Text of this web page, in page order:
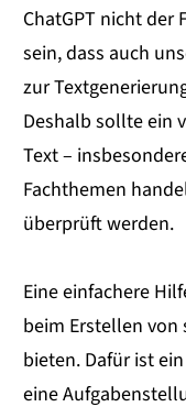
ChatGPT nicht der
sein, dass auch
zur
Deshalb sollte ein
Text –
Fachthemen
überprüft werden.
Eine einfachere
beim Erstellen
bieten. Dafür ist
eine